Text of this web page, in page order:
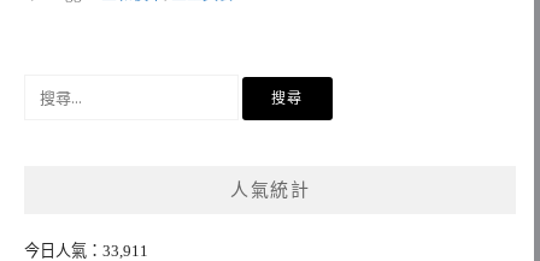
人氣統計
今日人氣：33,911